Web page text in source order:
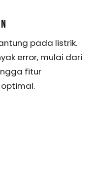
pada listrik.
error, mulai dari
fitur